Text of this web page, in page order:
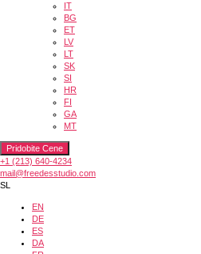
IT
BG
ET
LV
LT
SK
SI
HR
FI
GA
MT
Pridobite Cene
+1 (213) 640-4234
mail@freedesstudio.com
SL
EN
DE
ES
DA